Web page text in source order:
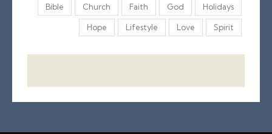
Bible Church Faith God Holidays
Hope Lifestyle Love Spirit